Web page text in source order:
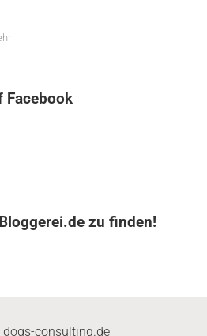
Facebook
zu finden!
consulting.de